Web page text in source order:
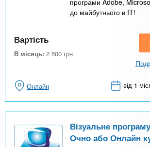
програми Adobe,
до майбутнього в IT!
Вартість
В місяць: 2 500 грн
Онлайн від 1
Візуальне
Очно або Онлайн